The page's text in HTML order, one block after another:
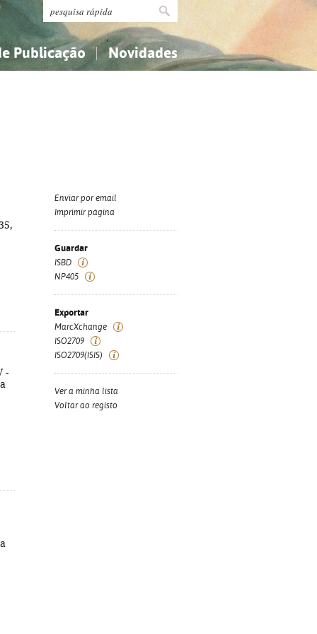
Publicação Novidades
-
Enviar por email
Imprimir página
Guardar
ISBD
NP405
Exportar
MarcXchange
ISO2709
ISO2709(ISIS)
Ver a minha lista
Voltar ao registo